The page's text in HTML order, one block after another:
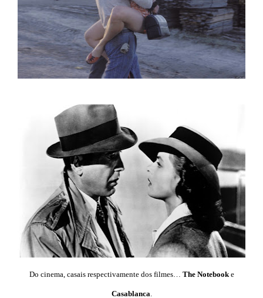
Do cinema, casais respectivamente dos filmes… The Notebooke
Casablanca